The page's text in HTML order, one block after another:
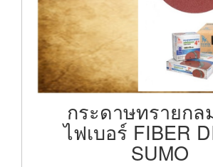
กระดาษทรายกล
ไฟเบอร์ FIBER
SUMO